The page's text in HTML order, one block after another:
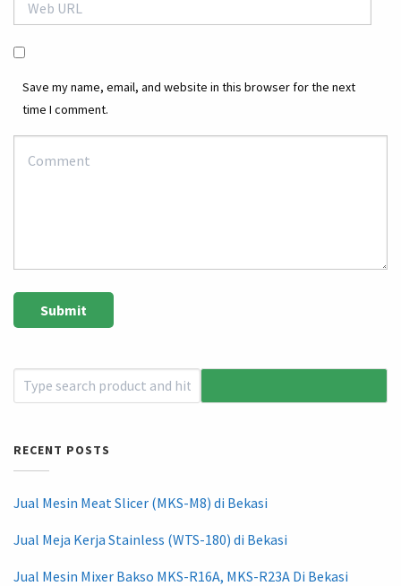
Save my name, email, and website in this browser for the next
time I comment.
RECENT POSTS
Jual Mesin Meat Slicer (MKS-M8) di Bekasi
Jual Meja Kerja Stainless (WTS-180) di Bekasi
Jual Mesin Mixer Bakso MKS-R16A, MKS-R23A Di Bekasi